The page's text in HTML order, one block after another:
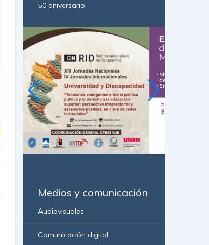
50 aniversario
Medios y comunicación
Audiovisuales
Comunicación digital